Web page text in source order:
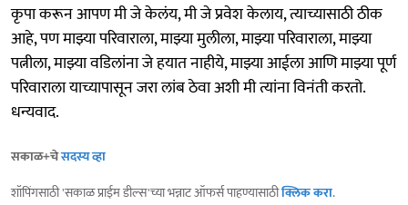
कृपा करून आपण मी जे केलंय, मी जे प्रवेश केलाय, त्याच्यासाठी ठीक
आहे, पण माझ्या परिवाराला, माझ्या मुलीला, माझ्या परिवाराला, माझ्या
पत्नीला, माझ्या वडिलांना जे हयात नाहीये, माझ्या आईला आणि माझ्या पूर्ण
परिवाराला याच्यापासून जरा लांब ठेवा अशी मी त्यांना विनंती करतो.
धन्यवाद.
सकाळ+चेसदस्य व्हा
शॉपिंगसाठी 'सकाळ प्राईम डील्स'च्या भन्नाट ऑफर्स पाहण्यासाठीक्लिक करा.